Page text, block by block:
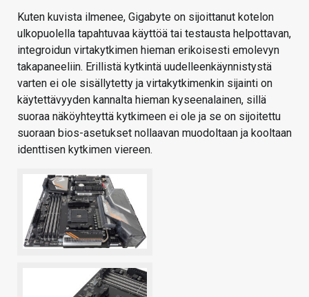
Kuten kuvista ilmenee, Gigabyte on sijoittanut kotelon
ulkopuolella tapahtuvaa käyttöä tai testausta helpottavan,
integroidun virtakytkimen hieman erikoisesti emolevyn
takapaneeliin. Erillistä kytkintä uudelleenkäynnistystä
varten ei ole sisällytetty ja virtakytkimenkin sijainti on
käytettävyyden kannalta hieman kyseenalainen, sillä
suoraa näköyhteyttä kytkimeen ei ole ja se on sijoitettu
suoraan bios-asetukset nollaavan muodoltaan ja kooltaan
identtisen kytkimen viereen.